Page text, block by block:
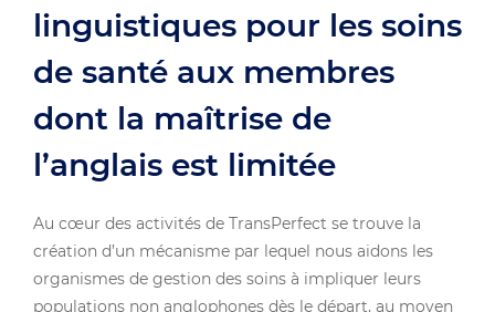
linguistiques pour les soins
de santé aux membres
dont la maîtrise de
l’anglais est limitée
Au cœur des activités de TransPerfect se trouve la
création d’un mécanisme par lequel nous aidons les
organismes de gestion des soins à impliquer leurs
populations non anglophones dès le départ, au moyen